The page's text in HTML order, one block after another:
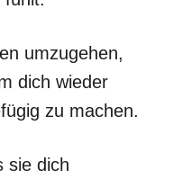
umzugehen,
dich wieder
zu machen.
sie dich